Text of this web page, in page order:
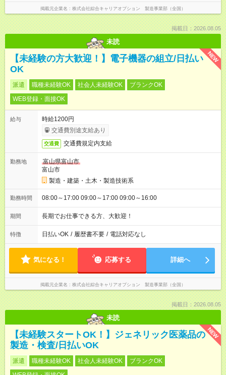
掲載元企業名 株式会社綜合キャリアオプション 製造事業部（全国）
掲載日：2026.08.05
未読
NEW
【未経験の方大歓迎！】電子機器の組立/日払い
OK
派遣 職種未経験OK 社会人未経験OK
ブランクOK
WEB登録・面接OK
給与
時給1200円
交通費別途支給あり
交通費 交通費規定内支給
勤務地
富山県富山市
富山市
製造・建築・土木・製造技術系
勤務時間 08:00～17:00 09:00～17:00 09:00～16:00
期間 長期でお仕事できる方、大歓迎！
特徴 日払いOK / 履歴書不要 / 電話対応なし
気になる！ 応募する 詳細へ
掲載元企業名 株式会社綜合キャリアオプション 製造事業部（全国）
掲載日：2026.08.05
未読
NEW
【未経験スタートOK！】ジェネリック医薬品の
製造・検査/日払いOK
派遣 職種未経験OK 社会人未経験OK
ブランクOK